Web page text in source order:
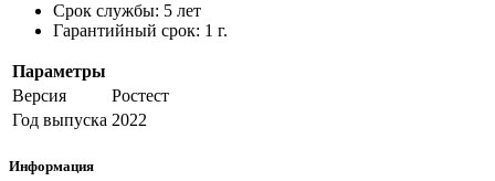
Срок службы: 5 лет
Гарантийный срок: 1 г.
Параметры
Версия
Ростест
Год выпуска 2022
Информация